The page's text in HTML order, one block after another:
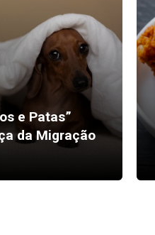
e Patas”
da Migração